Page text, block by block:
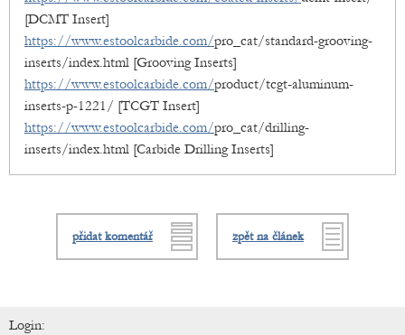
[DCMT Insert]
https://www.estoolcarbide.com/pro_cat/standard-grooving-
inserts/index.html [Grooving Inserts]
https://www.estoolcarbide.com/product/tcgt-aluminum-
inserts-p-1221/ [TCGT Insert]
https://www.estoolcarbide.com/pro_cat/drilling-
inserts/index.html [Carbide Drilling Inserts]
přidat komentář zpět na článek
Login: